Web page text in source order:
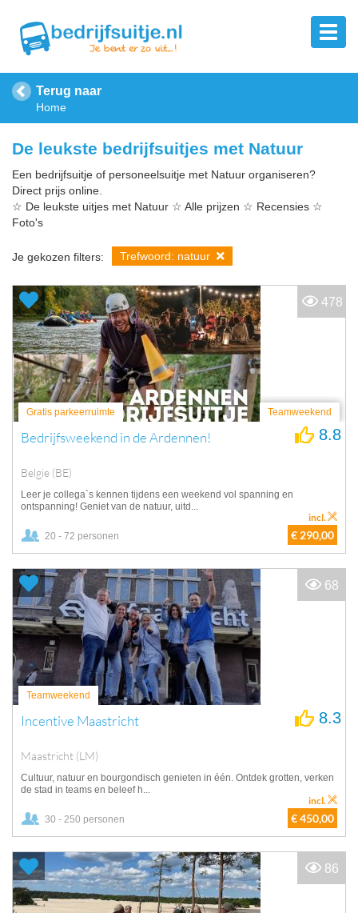
Terug naar
Home
De leukste bedrijfsuitjes met Natuur
Een bedrijfsuitje of personeelsuitje met Natuur organiseren?
Direct prijs online.
☆ De leukste uitjes met Natuur ☆ Alle prijzen ☆ Recensies ☆
Foto's
Je gekozen filters: Trefwoord: natuur
Gratis parkeerruimte Teamweekend
Bedrijfsweekend in de Ardennen!
Belgie (BE)
8.8
Leer je collega`s kennen tijdens een weekend vol spanning en
ontspanning! Geniet van de natuur, uitd...
20 - 72 personen € 290,00
incl.
478
Teamweekend
Incentive Maastricht
Maastricht (LM)
8.3
Cultuur, natuur en bourgondisch genieten in één. Ontdek grotten, verken
de stad in teams en beleef h...
30 - 250 personen € 450,00
incl.
68
86